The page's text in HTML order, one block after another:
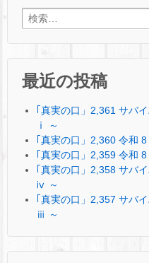
検索:
最近の投稿
｢真実の口」2,361 サバ
ⅰ ～
｢真実の口」2,360 令和
｢真実の口」2,359 令和
｢真実の口」2,358 サバ
ⅳ ～
｢真実の口」2,357 サバ
ⅲ ～